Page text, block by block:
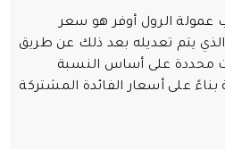
الرول أوفر هو سعر
يتم تعديله بعد ذلك عن طريق
محددة على أساس النسبة
على أسعار الفائدة المشتركة